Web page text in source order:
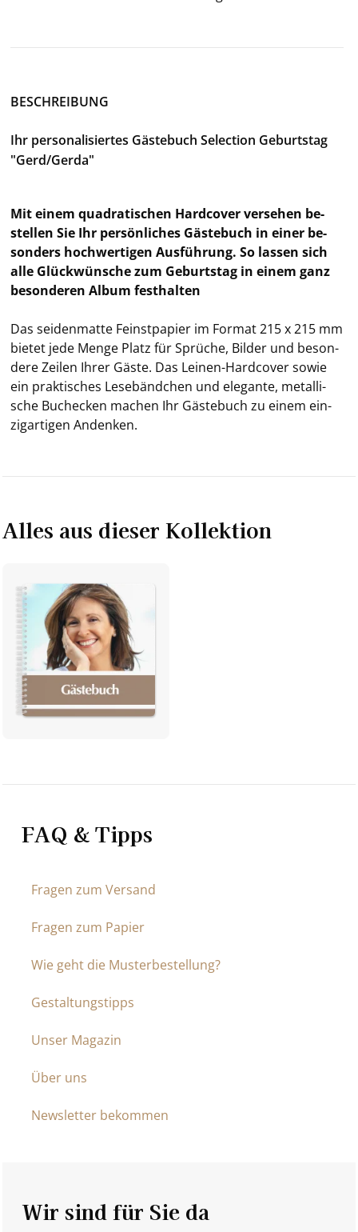
BE­SCHREI­BUNG
Ihr per­so­na­li­sier­tes Gäs­te­buch Selec­tion Ge­burts­tag
"Gerd/Gerda"
Mit einem qua­dra­ti­schen Hard­co­ver ver­se­hen be­
stel­len Sie Ihr per­sön­li­ches Gäs­te­buch in einer be­
son­ders hoch­wer­ti­gen Aus­füh­rung. So las­sen sich
alle Glück­wün­sche zum Ge­burts­tag in einem ganz
be­son­de­ren Album fest­hal­ten
Das sei­den­mat­te Feinst­pa­pier im For­mat 215 x 215 mm
bie­tet jede Menge Platz für Sprü­che, Bil­der und be­son­
de­re Zei­len Ihrer Gäste. Das Leinen-​Hardcover sowie
ein prak­ti­sches Le­se­bänd­chen und ele­gan­te, me­tal­li­
sche Buch­ecken ma­chen Ihr Gäs­te­buch zu einem ein­
zig­ar­ti­gen An­denken.
Alles aus dieser Kollektion
FAQ & Tipps
Fragen zum Versand
Fragen zum Papier
Wie geht die Musterbestellung?
Gestaltungstipps
Unser Magazin
Über uns
Newsletter bekommen
Wir sind für Sie da